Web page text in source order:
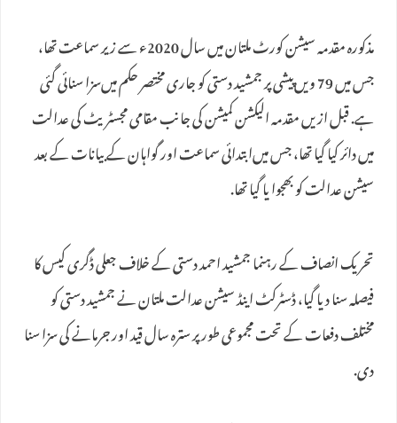
مذکورہ مقدمہ سیشن کورٹ ملتان میں سال 2020ء سے زیر سماعت تھا،
جس میں‌ 79 ویں‌پیشی پر جمشید دستی کو جاری مختصر حکم میں‌سزا سنائی گئی
ہے. قبل ازیں مقدمہ الیکشن کمیشن کی جانب مقامی مجسٹریٹ کی عدالت
میں دائر کیا گیا تھا، جس میں‌ابتدائی سماعت اور گواہان کے بیانات کے بعد
سیشن عدالت کو بھجوا یا گیا تھا.
تحریک انصاف کے رہنما جمشید احمد دستی کے خلاف جعلی ڈگری کیس کا
فیصلہ سنا دیا گیا، ڈسٹرکٹ اینڈ سیشن عدالت ملتان نے جمشید دستی کو
مختلف دفعات کے تحت مجموعی طور پر سترہ سال قید اور جرمانے کی سزا سنا
دی.